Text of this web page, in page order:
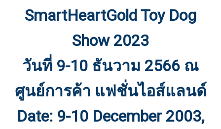
SmartHeartGold Toy Dog
Show 2023
วันที่ 9-10 ธันวาม 2566 ณ
ศูนย์การค้า แฟชั่นไอส์แลนด์
Date: 9-10 December 2003,